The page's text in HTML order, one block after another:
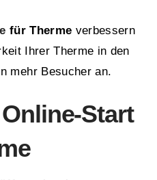
für Therme verbessern
Ihrer Therme in den
mehr Besucher an.
Start